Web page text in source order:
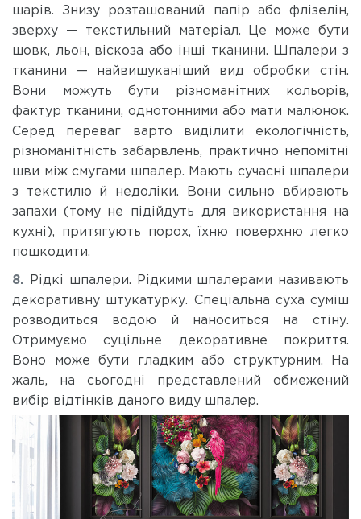
шарів. Знизу розташований папір або флізелін,
зверху — текстильний матеріал. Це може бути
шовк, льон, віскоза або інші тканини. Шпалери з
тканини — найвишуканіший вид обробки стін.
Вони можуть бути різноманітних кольорів,
фактур тканини, однотонними або мати малюнок.
Серед переваг варто виділити екологічність,
різноманітність забарвлень, практично непомітні
шви між смугами шпалер. Мають сучасні шпалери
з текстилю й недоліки. Вони сильно вбирають
запахи (тому не підійдуть для використання на
кухні), притягують порох, їхню поверхню легко
пошкодити.
Рідкі шпалери. Рідкими шпалерами називають
декоративну штукатурку. Спеціальна суха суміш
розводиться водою й наноситься на стіну.
Отримуємо суцільне декоративне покриття.
Воно може бути гладким або структурним. На
жаль, на сьогодні представлений обмежений
вибір відтінків даного виду шпалер.